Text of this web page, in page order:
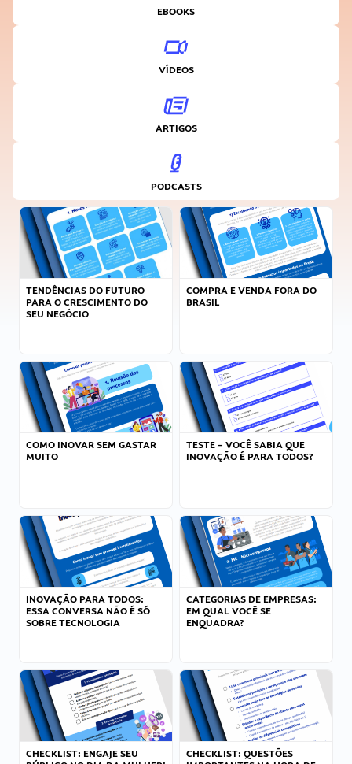
EBOOKS
VÍDEOS
ARTIGOS
PODCASTS
TENDÊNCIAS DO FUTURO
PARA O CRESCIMENTO DO
SEU NEGÓCIO
COMPRA E VENDA FORA DO
BRASIL
COMO INOVAR SEM GASTAR
MUITO
TESTE – VOCÊ SABIA QUE
INOVAÇÃO É PARA TODOS?
INOVAÇÃO PARA TODOS:
ESSA CONVERSA NÃO É SÓ
SOBRE TECNOLOGIA
CATEGORIAS DE EMPRESAS:
EM QUAL VOCÊ SE
ENQUADRA?
CHECKLIST: ENGAJE SEU
CHECKLIST: QUESTÕES